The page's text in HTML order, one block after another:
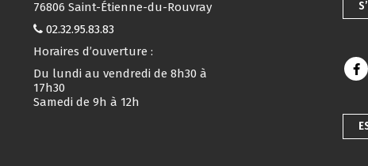
76806 Saint-Étienne-du-Rouvray
02.32.95.83.83
Horaires d’ouverture :
Du lundi au vendredi de 8h30 à
17h30
Samedi de 9h à 12h